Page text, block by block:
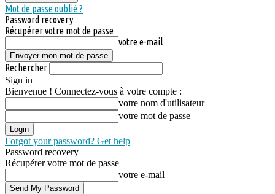
Mot de passe oublié ?
Password recovery
Récupérer votre mot de passe
votre e-mail
Rechercher
Sign in
Bienvenue ! Connectez-vous à votre compte :
votre nom d'utilisateur
votre mot de passe
Forgot your password? Get help
Password recovery
Récupérer votre mot de passe
votre e-mail